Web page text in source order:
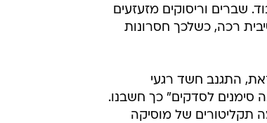
שברים וריסוקים מזעזעים
רכה, כשלכך חסרונות
התגנב חשד רגעי
לסדקים" כך חשבנו.
תקליטורים של מוסיקה